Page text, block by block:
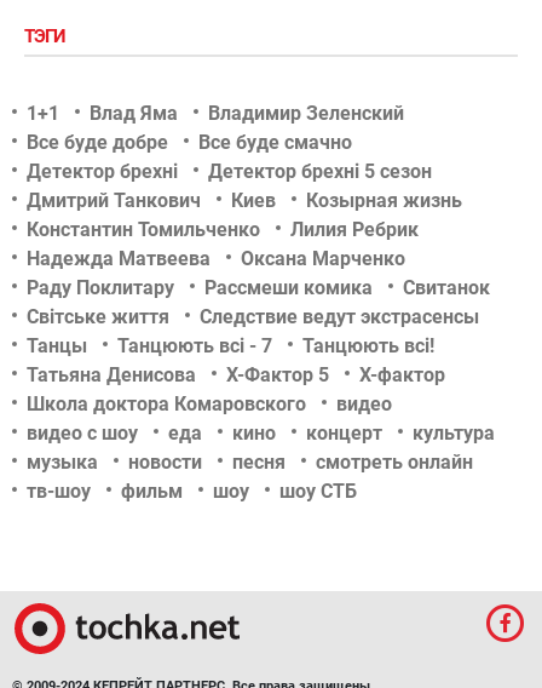
ТЭГИ
1+1 Влад Яма
Владимир Зеленский
Все буде добре
Все буде смачно
Детектор брехні
Детектор брехні 5 сезон
Дмитрий Танкович
Киев
Козырная жизнь
Константин Томильченко
Лилия Ребрик
Надежда Матвеева
Оксана Марченко
Раду Поклитару
Рассмеши комика
Свитанок
Світське життя
Следствие ведут экстрасенсы
Танцы
Танцюють всі - 7
Танцюють всі!
Татьяна Денисова
Х-Фактор 5
Х-фактор
Школа доктора Комаровского
видео
видео с шоу
еда кино концерт
культура
музыка
новости песня
смотреть онлайн
тв-шоу
фильм шоу шоу СТБ